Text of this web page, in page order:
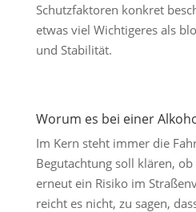
Schutzfaktoren konkret
etwas viel Wichtigeres als
und Stabilität.
Worum es bei einer
Im Kern steht immer die
Begutachtung soll klären,
erneut ein Risiko im
reicht es nicht, zu sagen,